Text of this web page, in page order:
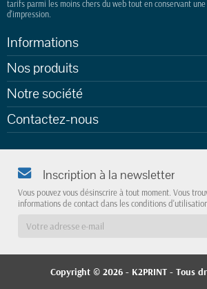
tarifs parmi les moins chers du web tout en conservant
d'impression.
Informations
Nos produits
Notre société
Contactez-nous
Inscription à la newsletter
Vous pouvez vous désinscrire à tout moment. Vous
informations de contact dans les conditions
Copyright © 2026 - K2PRINT - Tous